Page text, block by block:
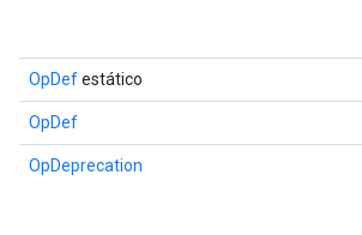
OpDefestático
OpDef
OpDeprecation